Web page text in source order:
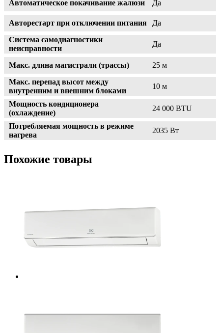
Автоматическое покачивание жалюзи Да
Авторестарт при отключении питания
Да
Система самодиагностики
неисправности
Да
Макс. длина магистрали (трассы)
25 м
Макс. перепад высот между
внутренним и внешним блоками
10 м
Мощность кондиционера
(охлаждение)
24 000 BTU
Потребляемая мощность в режиме
нагрева
2035 Вт
Похожие товары